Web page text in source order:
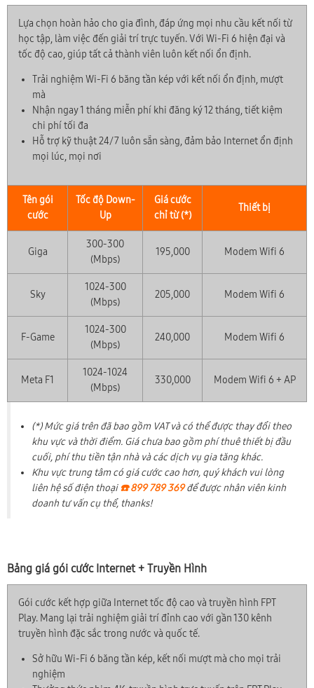
Lựa chọn hoàn hảo cho gia đình, đáp ứng mọi nhu cầu kết nối từ
học tập, làm việc đến giải trí trực tuyến. Với Wi-Fi 6 hiện đại và
tốc độ cao, giúp tất cả thành viên luôn kết nối ổn định.
Trải nghiệm Wi-Fi 6 băng tần kép với kết nối ổn định, mượt
mà
Nhận ngay 1 tháng miễn phí khi đăng ký 12 tháng, tiết kiệm
chi phí tối đa
Hỗ trợ kỹ thuật 24/7 luôn sẵn sàng, đảm bảo Internet ổn định
mọi lúc, mọi nơi
Tên gói
cước
Tốc độ Down-
Up
Giá cước
chỉ từ (*)
Thiết bị
Giga
300-300
(Mbps)
195,000 Modem Wifi 6
Sky
1024-300
(Mbps)
205,000 Modem Wifi 6
F-Game
1024-300
(Mbps)
240,000 Modem Wifi 6
Meta F1
1024-1024
(Mbps)
330,000 Modem Wifi 6 + AP
(*) Mức giá trên đã bao gồm VAT và có thể được thay đổi theo
khu vực và thời điểm. Giá chưa bao gồm phí thuê thiết bị đầu
cuối, phí thu tiền tận nhà và các dịch vụ gia tăng khác.
Khu vực trung tâm có giá cước cao hơn, quý khách vui lòng
liên hệ số điện thoại☎️ 899 789 369để được nhân viên kinh
doanh tư vấn cụ thể, thanks!
Bảng giá gói cước Internet + Truyền Hình
Gói cước kết hợp giữa Internet tốc độ cao và truyền hình FPT
Play. Mang lại trải nghiệm giải trí đỉnh cao với gần 130 kênh
truyền hình đặc sắc trong nước và quốc tế.
Sở hữu Wi-Fi 6 băng tần kép, kết nối mượt mà cho mọi trải
nghiệm